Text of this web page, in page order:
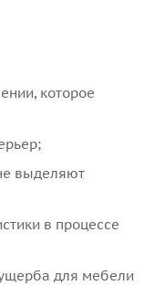
которое
выделяют
в процессе
для мебели